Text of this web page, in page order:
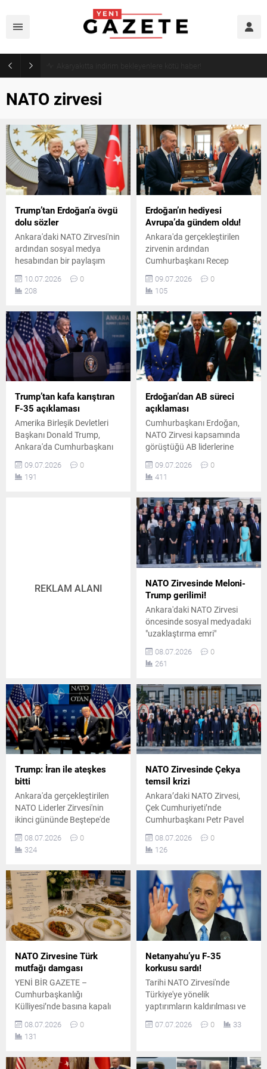
NATO zirvesi
Trump’tan Erdoğan’a övgü
dolu sözler
Ankara'daki NATO Zirvesi'nin
ardından sosyal medya
hesabından bir paylaşım
Devletleri Başkanı Donald
Trump, Türkiye'deki
Trump, Cumhurbaşkanı
Erdoğan için takdir edici
ifadeler kullandı.
10.07.2026
0
208
Erdoğan’ın hediyesi
Avrupa’da gündem oldu!
Ankara'da gerçekleştirilen
zirvenin ardından
Cumhurbaşkanı Recep
yabancı devlet liderlerine
takdim edilen özel yapım isim
tartışılmaya devam ediyor.
09.07.2026
0
105
Trump’tan kafa karıştıran
F-35 açıklaması
Amerika Birleşik Devletleri
Başkanı Donald Trump,
Ankara'da Cumhurbaşkanı
Recep Tayyip Erdoğan ile bir
araya geldi. Zirvede CAATSA
yaptırımlarının kaldırılacağı
09.07.2026
0
191
Erdoğan’dan AB süreci
açıklaması
Cumhurbaşkanı Erdoğan,
NATO Zirvesi kapsamında
görüştüğü AB liderlerine
Türkiye'nin tam üyelik
sürecinin canlandırılması ve
tıkanan mekanizmaların
yönündeki beklentilerini iletti.
09.07.2026
0
411
REKLAM ALANI
NATO Zirvesinde Meloni-
Trump gerilimi!
Ankara'daki NATO Zirvesi
öncesinde sosyal medyadaki
"uzaklaştırma emri"
ABD Başkanı Donald Trump
ile İtalya Başbakanı Giorgia
Beştepe'deki protokol
düzenine yansıdı.
08.07.2026
0
261
Trump: İran ile ateşkes
bitti
Ankara'da gerçekleştirilen
NATO Liderler Zirvesi'nin
ikinci gününde Beştepe'de
açıklamalarda bulunan ABD
Başkanı Donald Trump, İran
ile ateşkesin bittiğini
ortaklarından İspanya'yı çok
sert sözlerle hedef aldı.
08.07.2026
0
324
NATO Zirvesinde Çekya
temsil krizi
Ankara’daki NATO Zirvesi,
Çek Cumhuriyeti’nde
Cumhurbaşkanı Petr Pavel
ve Başbakan Andrej Babis
arasında patlak veren sıra
dışı bir yetki krizine sahne
ayrı uçaklarla inerek zirveye
damga vurdu.
08.07.2026
0
126
NATO Zirvesine Türk
mutfağı damgası
YENİ BİR GAZETE –
Cumhurbaşkanlığı
Külliyesi’nde basına kapalı
olarak gerçekleştirilen gala
yemeği öncesinde,
Cumhurbaşkanı Recep
Erdoğan konuklarını
08.07.2026
0
131
Netanyahu’yu F-35
korkusu sardı!
Tarihi NATO Zirvesi'nde
Türkiye'ye yönelik
yaptırımların kaldırılması ve
F-35 satışının yeniden
gündeme gelmesi üzerine
yönetimine karardan
07.07.2026 0 33